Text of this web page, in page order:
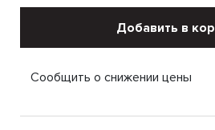
Добавить в
Сообщить о снижении цены